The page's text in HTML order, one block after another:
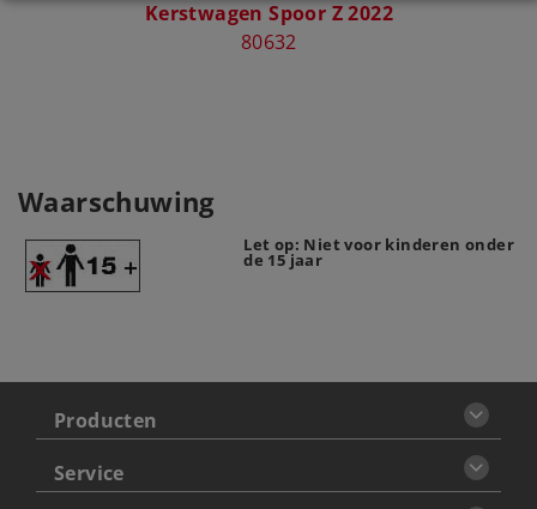
Kerstwagen Spoor Z 2022
80632
Waarschuwing
Let op: Niet voor kinderen onder
de 15 jaar
Producten
Service